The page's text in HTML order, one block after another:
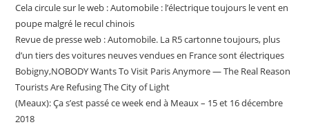
Cela circule sur le web : Automobile : l’électrique toujours le vent en
poupe malgré le recul chinois
Revue de presse web : Automobile. La R5 cartonne toujours, plus
d’un tiers des voitures neuves vendues en France sont électriques
Bobigny,NOBODY Wants To Visit Paris Anymore — The Real Reason
Tourists Are Refusing The City of Light
(Meaux): Ça s’est passé ce week end à Meaux – 15 et 16 décembre
2018